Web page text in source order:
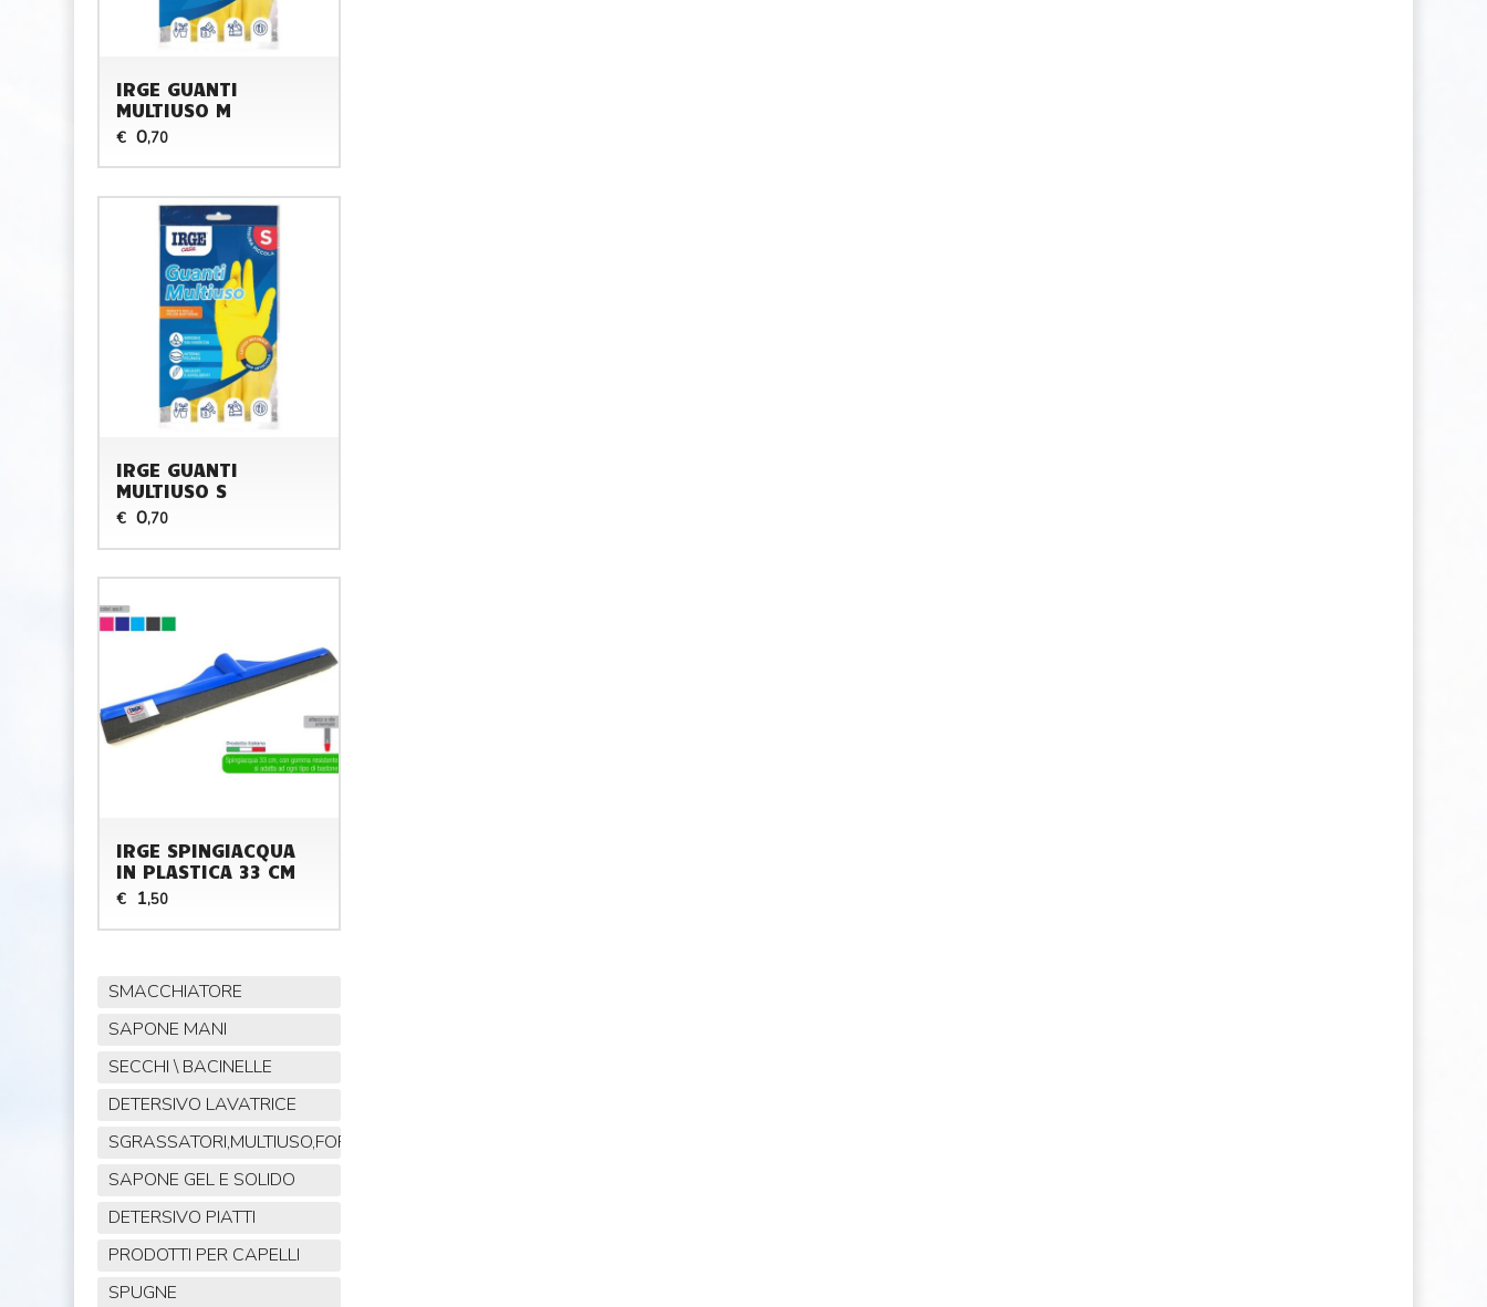
IRGE GUANTI
MULTIUSO M
€ 0,70
IRGE GUANTI
MULTIUSO S
€ 0,70
IRGE SPINGIACQUA
IN PLASTICA 33 CM
€ 1,50
SMACCHIATORE
SAPONE MANI
SECCHI \ BACINELLE
DETERSIVO LAVATRICE
SGRASSATORI,MULTIUSO,FORNO,POLVERE,VETRI,AMMONIACA
SAPONE GEL E SOLIDO
DETERSIVO PIATTI
PRODOTTI PER CAPELLI
SPUGNE